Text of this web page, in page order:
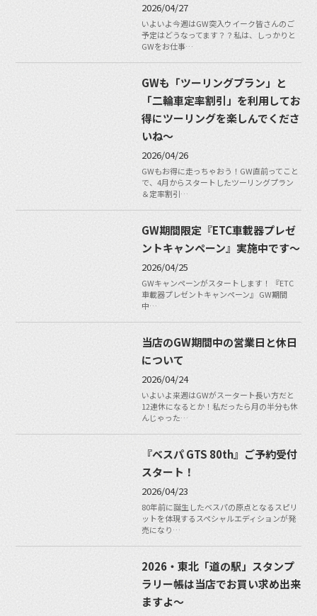
2026/04/27
いよいよ今週はGW突入ウイーク皆さんのご
予定はどうなってます？？私は、しっかりと
GWをお仕事…
GWも「ツーリングプラン」と
「二輪車定率割引」を利用してお
得にツーリングを楽しんでくださ
いね〜
2026/04/26
GWもお得に走っちゃおう！GW直前ってこと
で、4月からスタートしたツーリングプラン
＆定率割引…
GW期間限定『ETC車載器プレゼ
ントキャンペーン』実施中です〜
2026/04/25
GWキャンペーンがスタートします！ 『ETC
車載器プレゼントキャンペーン』 GW期間
中…
当店のGW期間中の営業日と休日
について
2026/04/24
いよいよ来週はGWがスータート長い方だと
12連休になるとか！私だったら月の半分も休
んじゃった…
『ベスパ GTS 80th』ご予約受付
スタート！
2026/04/23
80年前に誕生したベスパの原点となるスピリ
ットを体現するスペシャルエディションが発
売になり…
2026・東北「道の駅」スタンプ
ラリー帳は当店でお買い求め出来
ますよ〜